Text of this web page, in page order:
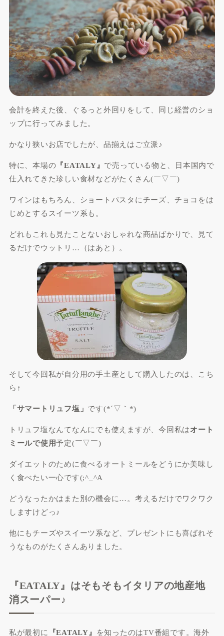
会計を終えた後、ぐるっと外回りをして、同じ経営のショ
ップに行ってみました。
かなり狭いお店でしたが、品揃えはご立派♪
特に、本場の 『EATALY』 で売っている物と、日本国内で
仕入れてきた珍しい食材などがたくさん(￣▽￣)
ワインはもちろん、ショートパスタにチーズ、チョコをは
じめとするスイーツ系も。
どれもこれも見たことないおしゃれな商品ばかりで、見て
るだけでウットリ…（はあと）。
そして今回私が自分用の手土産として購入したのは、こち
ら↑
「サマートリュフ塩」 です(*´▽｀*)
トリュフ塩なんてなんにでも使えますが、今回私はオート
ミールで使用予定(￣▽￣)
ダイエットのために食べるオートミールをどうにか美味し
く食べたい一心です(;^_^A
どうなったかはまた別の機会に…。考えるだけでワクワク
しますけどっ♪
他にもチーズやスイーツ系など、プレゼントにも喜ばれそ
うなものがたくさんありました。
『EATALY』はそもそもイタリアの地産地
消スーパー♪
私が最初に 『EATALY』 を知ったのはTV番組です。海外